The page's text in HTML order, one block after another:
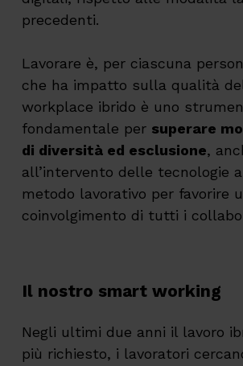
precedenti.
Lavorare è, per ciascuna
che ha impatto sulla qualità
workplace ibrido è uno
fondamentale per superare
di diversità ed esclusione,
all’intervento delle tecnologie
metodo lavorativo per favorire
coinvolgimento di tutti i
Il nostro smart working
Negli ultimi due anni il lavoro
più richiesto, i lavoratori